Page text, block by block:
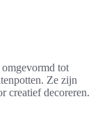
tot
Ze zijn
creatief decoreren.